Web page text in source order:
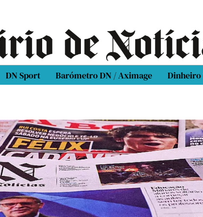
DN Sport Barómetro DN / Aximage Dinheiro